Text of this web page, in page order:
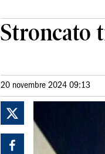
Stroncato
20 novembre 2024 09:13